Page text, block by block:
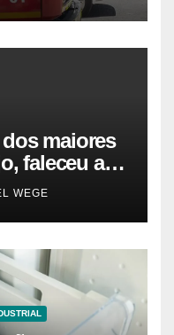
maiores
faleceu aos
Notícias
WEGE